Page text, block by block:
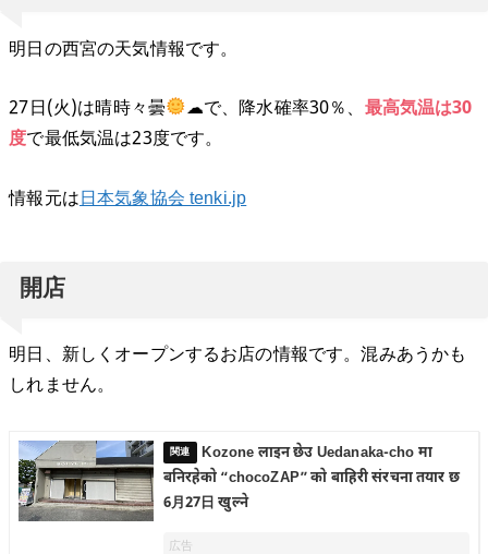
明日の西宮の天気情報です。
27日(火)は晴時々曇 ☁で、降水確率30％、 最高気温は30
度で最低気温は23度です。
情報元は日本気象協会 tenki.jp
開店
明日、新しくオープンするお店の情報です。混みあうかも
しれません。
Kozone लाइन छेउ Uedanaka-cho मा
बनिरहेको “chocoZAP” को बाहिरी संरचना तयार छ
6月27日 खुल्ने